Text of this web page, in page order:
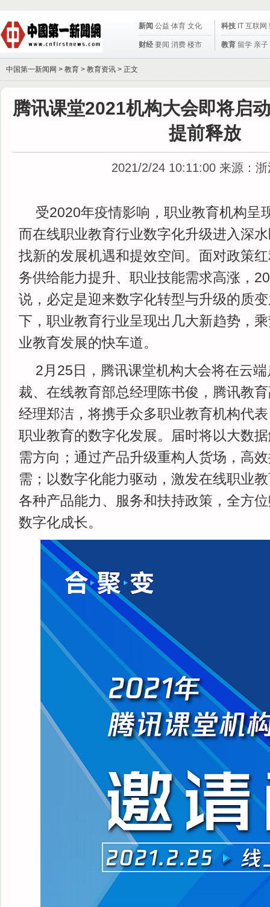
新闻 公益 体育 文化
财经 要闻 消费 楼市
科技 IT 互联网
教育 留学 亲子
中国第一新闻网 > 教育 > 教育资讯 > 正文
腾讯课堂2021机构大会即将启
提前释放
2021/2/24 10:11:00 来源：
受2020年疫情影响，职业教育机构呈
而在线职业教育行业数字化升级进入深
找新的发展机遇和提效空间。面对政策
务供给能力提升、职业技能需求高涨，
说，必定是迎来数字化转型与升级的质
下，职业教育行业呈现出几大新趋势，
业教育发展的快车道。
2月25日，腾讯课堂机构大会将在云
裁、在线教育部总经理陈书俊，腾讯教
经理郑洁，将携手众多职业教育机构代
职业教育的数字化发展。届时将以大数
需方向；通过产品升级重构人货场，高
需；以数字化能力驱动，激发在线职业
各种产品能力、服务和扶持政策，全方
数字化成长。